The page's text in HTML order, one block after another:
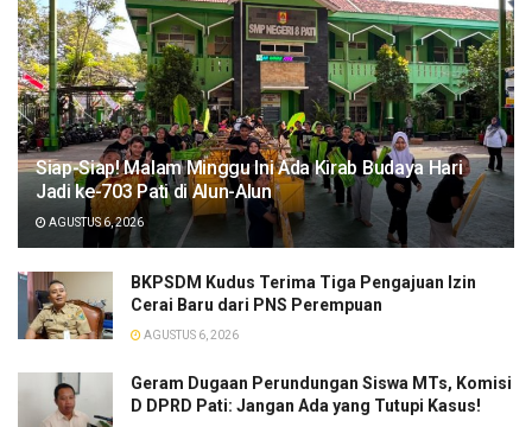
Siap-Siap! Malam Minggu Ini Ada Kirab Budaya Hari
Jadi ke-703 Pati di Alun-Alun
AGUSTUS 6, 2026
BKPSDM Kudus Terima Tiga Pengajuan Izin
Cerai Baru dari PNS Perempuan
AGUSTUS 6, 2026
Geram Dugaan Perundungan Siswa MTs, Komisi
D DPRD Pati: Jangan Ada yang Tutupi Kasus!